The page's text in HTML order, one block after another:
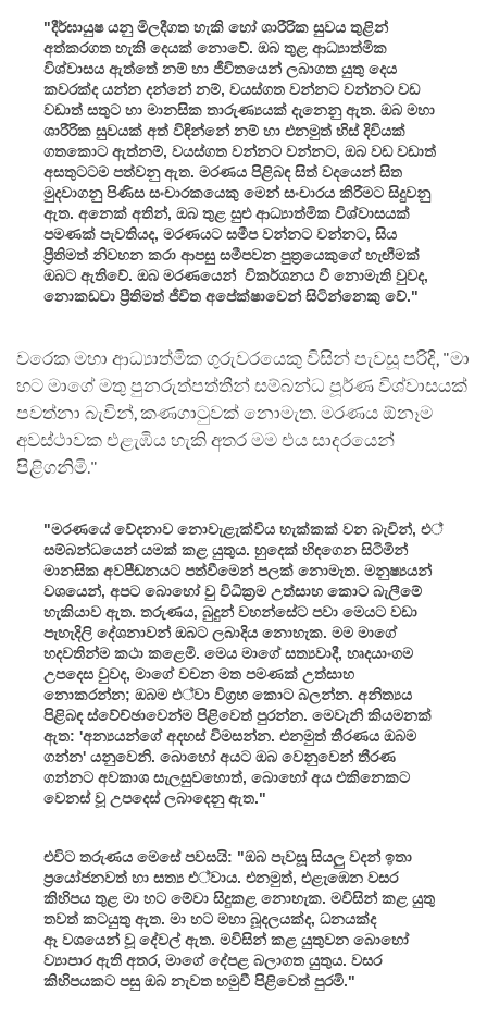
"දීර්ඝායුෂ යනු මිලදීගත හැකි හෝ ශාරීරික සුවය තුළින්
අත්කරගත හැකි දෙයක් නොවේ. ඔබ තුළ ආධ්‍යාත්මික
විශ්වාසය ඇත්තේ නම් හා ජීවිතයෙන් ලබාගත යුතු දෙය
කවරක්ද යන්න දන්නේ නම්, වයස්ගත වන්නට වන්නට වඩ
වඩාත් සතුට හා මානසික තාරුණ්‍යයක් දැනෙනු ඇත. ඔබ මහා
ශාරීරික සුවයක් අත් විඳින්නේ නම් හා එනමුත් හිස් දිවියක්
ගතකොට ඇත්නම්, වයස්ගත වන්නට වන්නට, ඔබ වඩ වඩාත්
අසතුටටම පත්වනු ඇත. මරණය පිළිබඳ සිත් වදයෙන් සිත
මුදවාගනු පිණිස සංචාරකයෙකු මෙන් සංචාරය කිරීමට සිදුවනු
ඇත. අනෙක් අතින්, ඔබ තුළ සුළු ආධ්‍යාත්මික විශ්වාසයක්
පමණක් පැවතියද, මරණයට සමීප වන්නට වන්නට, සිය
ප්‍රීතිමත් නිවහන කරා ආපසු සමීපවන පුත්‍රයෙකුගේ හැඟීමක්
ඔබට ඇතිවේ. ඔබ මරණයෙන් විකර්ශනය වී නොමැති වුවද,
නොකඩවා ප්‍රීතිමත් ජීවිත අපේක්ෂාවෙන් සිටින්නෙකු වේ."
වරෙක මහා ආධ්‍යාත්මික ගුරුවරයෙකු විසින් පැවසූ පරිදි, "මා
හට මාගේ මතු පුනරුත්පත්තීන් සම්බන්ධ පූර්ණ විශ්වාසයක්
පවත්නා බැවින්, කණගාටුවක් නොමැත. මරණය ඕනෑම
අවස්ථාවක එළැඹිය හැකි අතර මම එය සාදරයෙන්
පිළිගනිමි."
"මරණයේ වේදනාව නොවැළැක්විය හැක්කක් වන බැවින්, එ්
සම්බන්ධයෙන් යමක් කළ යුතුය. හුදෙක් හිඳගෙන සිටිමින්
මානසික අවපීඩනයට පත්වීමෙන් පලක් නොමැත. මනුෂ්‍යයන්
වශයෙන්, අපට බොහෝ වු විධික්‍රම උත්සාහ කොට බැලීමේ
හැකියාව ඇත. තරුණය, බුදුන් වහන්සේට පවා මෙයට වඩා
පැහැදිලි දේශනාවන් ඔබට ලබාදිය නොහැක. මම මාගේ
හදවතින්ම කථා කළෙමි. මෙය මාගේ සත්‍යවාදී, හෘදයාංගම
උපදෙස වුවද, මාගේ වචන මත පමණක් උත්සාහ
නොකරන්න; ඔබම එ්වා විග්‍රහ කොට බලන්න. අනිත්‍යය
පිළිබඳ ස්වේච්ඡාවෙන්ම පිළිවෙත් පුරන්න. මෙවැනි කියමනක්
ඇත: 'අන්‍යයන්ගේ අදහස් විමසන්න. එනමුත් තීරණය ඔබම
ගන්න' යනුවෙනි. බොහෝ අයට ඔබ වෙනුවෙන් තීරණ
ගන්නට අවකාශ සැලසුවහොත්, බොහෝ අය එකිනෙකට
වෙනස් වූ උපදෙස් ලබාදෙනු ඇත."
එවිට තරුණය මෙසේ පවසයි: "ඔබ පැවසූ සියලු වදන් ඉතා
ප්‍රයෝජනවත් හා සත්‍ය එ්වාය. එනමුත්, එළැඹෙන වසර
කිහිපය තුළ මා හට මේවා සිදුකළ නොහැක. මවිසින් කළ යුතු
තවත් කටයුතු ඇත. මා හට මහා බූදලයක්ද, ධනයක්ද
ඈ වශයෙන් වූ දේවල් ඇත. මවිසින් කළ යුතුවන බොහෝ
ව්‍යාපාර ඇති අතර, මාගේ දේපළ බලාගත යුතුය. වසර
කිහිපයකට පසු ඔබ නැවත හමුවී පිළිවෙත් පුරමි."